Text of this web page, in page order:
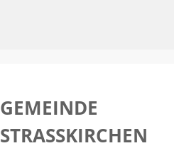
GEMEINDE
STRASSKIRCHEN